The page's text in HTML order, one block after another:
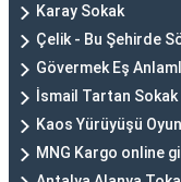
Karay Sokak
Çelik - Bu Şehirde
Gövermek Eş
İsmail Tartan
Kaos Yürüyüşü
MNG Kargo online